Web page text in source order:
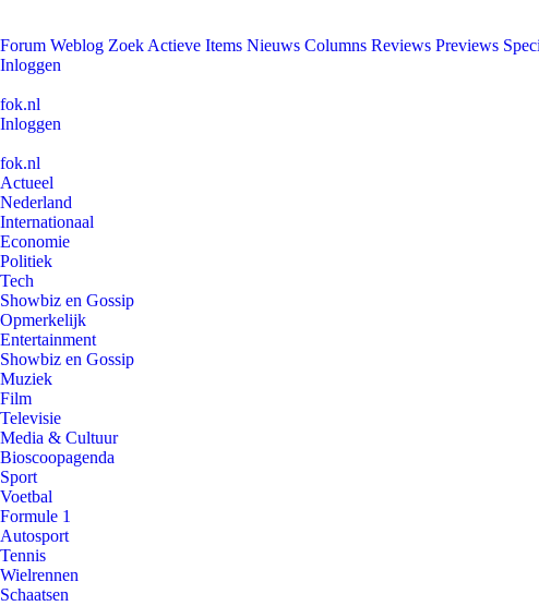
Forum Weblog Zoek Actieve Items Nieuws Columns Reviews Previews
Inloggen
fok.nl
Inloggen
fok.nl
Actueel
Nederland
Internationaal
Economie
Politiek
Tech
Showbiz en Gossip
Opmerkelijk
Entertainment
Showbiz en Gossip
Muziek
Film
Televisie
Media & Cultuur
Bioscoopagenda
Sport
Voetbal
Formule 1
Autosport
Tennis
Wielrennen
Schaatsen